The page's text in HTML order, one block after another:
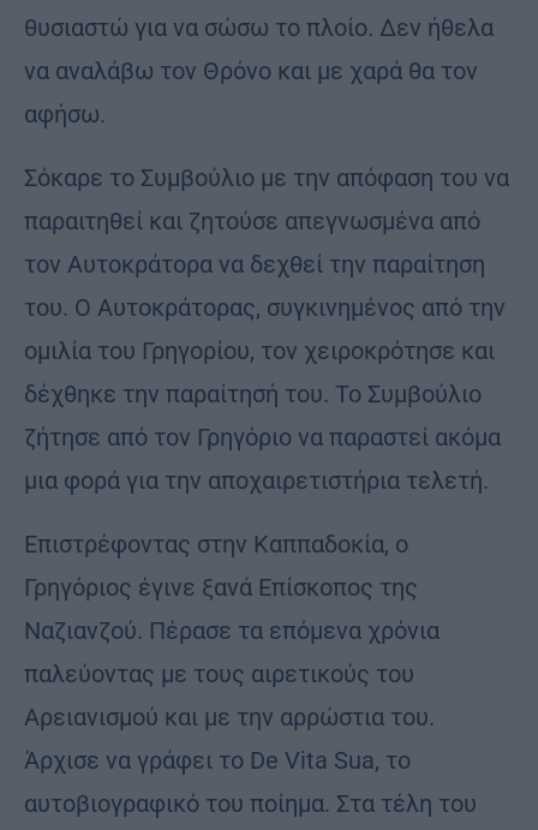
θυσιαστώ για να σώσω το πλοίο. Δεν ήθελα
να αναλάβω τον Θρόνο και με χαρά θα τον
αφήσω.
Σόκαρε το Συμβούλιο με την απόφαση του να
παραιτηθεί και ζητούσε απεγνωσμένα από
τον Αυτοκράτορα να δεχθεί την παραίτηση
του. Ο Αυτοκράτορας, συγκινημένος από την
ομιλία του Γρηγορίου, τον χειροκρότησε και
δέχθηκε την παραίτησή του. Το Συμβούλιο
ζήτησε από τον Γρηγόριο να παραστεί ακόμα
μια φορά για την αποχαιρετιστήρια τελετή.
Επιστρέφοντας στην Καππαδοκία, ο
Γρηγόριος έγινε ξανά Επίσκοπος της
Ναζιανζού. Πέρασε τα επόμενα χρόνια
παλεύοντας με τους αιρετικούς του
Αρειανισμού και με την αρρώστια του.
Άρχισε να γράφει το De Vita Sua, το
αυτοβιογραφικό του ποίημα. Στα τέλη του